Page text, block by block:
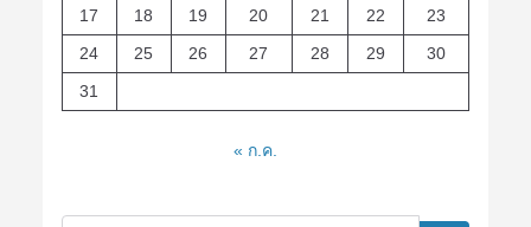
17
18 19 20 21 22
23
24
25 26 27 28 29
30
31
« ก.ค.